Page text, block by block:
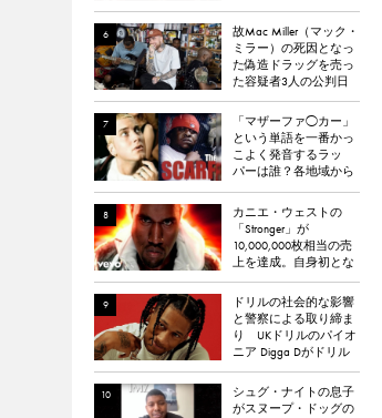
故Mac Miller（マック・
ミラー）の死因となっ
た偽造ドラッグを売っ
た容疑者3人の公判日
「マザーファ◯カー」
という単語を一番かっ
こよく発音するラッ
パーは誰？各地域から
◯ッカー」を持つラッ
パーを選出。
カニエ・ウェストの
「Stronger」が
10,000,000枚相当の売
上を達成。自身初とな
ドリルの社会的な影響
と警察による取り締ま
り UKドリルのパイオ
ニア Digga Dがドリル
のポジティブな影響に
ついて語る
シュグ・ナイトの息子
がスヌープ・ドッグの